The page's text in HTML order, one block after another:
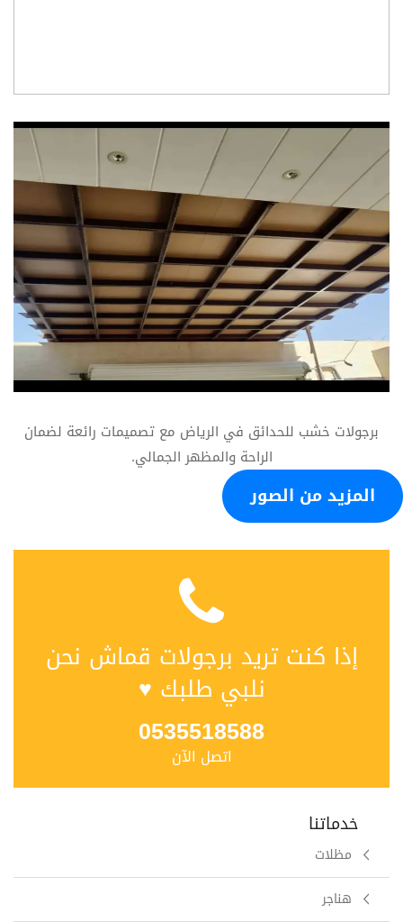
برجولات خشب للحدائق في الرياض مع تصميمات رائعة لضمان
الراحة والمظهر الجمالي.
المزيد من الصور
إذا كنت تريد برجولات قماش نحن
نلبي طلبك ♥
0535518588
اتصل الآن
خدماتنا
مظلات
هناجر